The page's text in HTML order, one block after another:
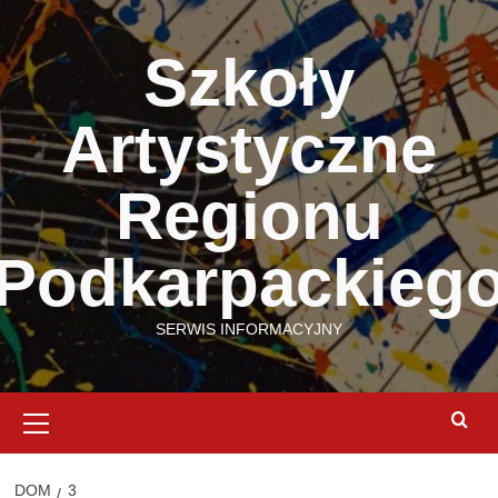
Przejdź
do
treści
Szkoły
Artystyczne
Regionu
SERWIS INFORMACYJNY
podstawowe
DOM 3